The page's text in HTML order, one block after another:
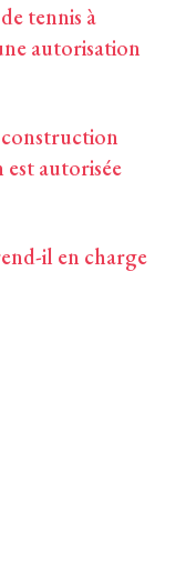
tennis à
autorisation
autorisée
il en charge